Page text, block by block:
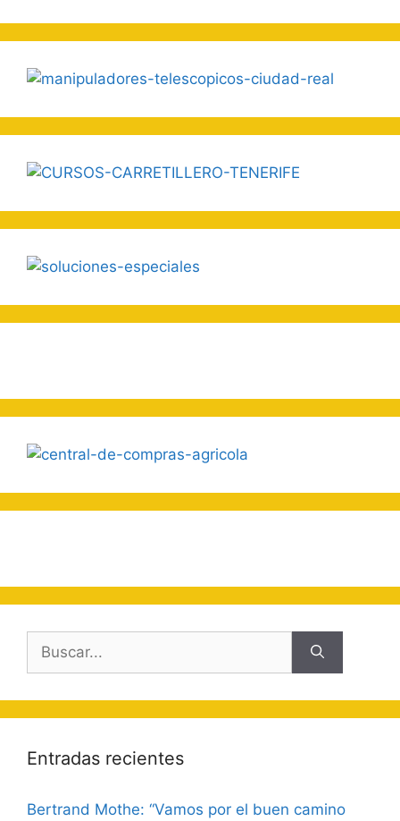
Entradas recientes
Bertrand Mothe: “Vamos por el buen camino